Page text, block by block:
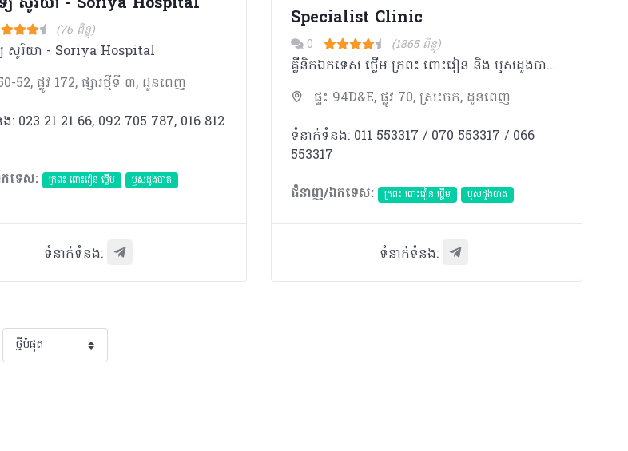
(76 ពិន្ទុ)
យ សូរិយា - Soriya Hospital
52, ផ្លូវ 172, ផ្សារថ្មីទី ៣, ដូនពេញ
: 023 21 21 66, 092 705 787, 016 812
ទេស:
ក្រពះ ពោះវៀន ថ្លើម ឫសដូងបាត
ទំនាក់ទំនង:
Specialist Clinic
0 (1865 ពិន្ទុ)
គ្លីនិកឯកទេស ថ្លេីម ក្រពះ ពោះវៀន និង ឬសដូងបាត ដែលផ្តល់សេវាកំរិតស្តង់ដារអន្តរជាតិ ដោយវេជ្ជបណ្ឌិតឯកទេសដែលបានបណ្តុះបណ្តាលនៅ សាកលវិទ្យាល័យវិទ្យាសាស្រ្ត័សុខាភិបាល និង ប្រទេសបារាំង ជប៉ុន សូមទំនាក់ទំនងលេខទូរសព្ទ័៖011 553317 / 070 553317 / 066 553317
ផ្ទះ 94D&E, ផ្លូវ 70, ស្រះចក, ដូនពេញ
ទំនាក់ទំនង: 011 553317 / 070 553317 / 066
553317
ជំនាញ/ឯកទេស:
ក្រពះ ពោះវៀន ថ្លើម ឫសដូងបាត
ទំនាក់ទំនង: